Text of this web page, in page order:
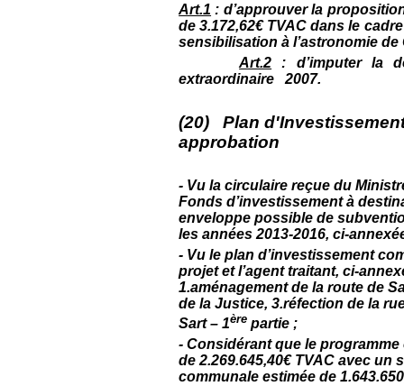
Art.1 : d’approuver la
de 3.172,62€ TVAC dans le
sensibilisation à l’astronomie
Art.2 : d’imputer la
extraordinaire 2007.
(20) Plan
approbation
- Vu la circulaire reçue du
Fonds d’investissement à
enveloppe possible de
les années 2013-2016, ci-
- Vu le plan d’investissement
projet et l’agent traitant, ci-
1.aménagement de la route de
de la Justice, 3.réfection de la
Sart – 1ère partie ;
- Considérant que le
de 2.269.645,40€ TVAC avec un
communale estimée de